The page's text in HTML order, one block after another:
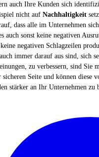
auch Ihre Kunden sich
nicht auf Nachhaltigkeit
dass alle im Unternehmen
auch sonst keine negativen
negativen Schlagzeilen
immer darauf aus sind, sich
zu verbessern, sind Sie
Seite und können diese
stärker an Ihr Unternehmen zu